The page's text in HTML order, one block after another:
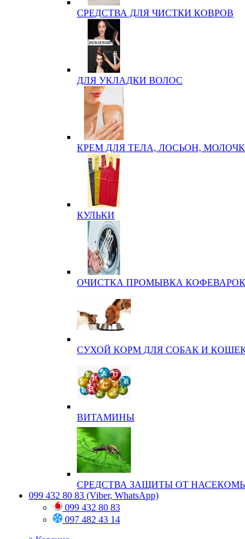
СРЕДСТВА ДЛЯ ЧИСТКИ КОВРОВ
ДЛЯ УКЛАДКИ ВОЛОС
КРЕМ ДЛЯ ТЕЛА, ЛОСЬОН,
КУЛЬКИ
ОЧИСТКА ПРОМЫВКА
СУХОЙ КОРМ ДЛЯ СОБАК И
ВИТАМИНЫ
СРЕДСТВА ЗАЩИТЫ ОТ
099 432 80 83 (Viber, WhatsApp)
099 432 80 83
097 482 43 14